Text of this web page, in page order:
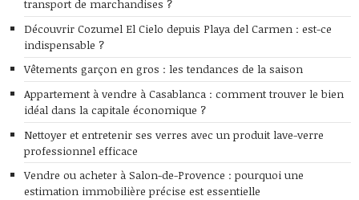
transport de marchandises ?
Découvrir Cozumel El Cielo depuis Playa del Carmen : est-ce
indispensable ?
Vêtements garçon en gros : les tendances de la saison
Appartement à vendre à Casablanca : comment trouver le bien
idéal dans la capitale économique ?
Nettoyer et entretenir ses verres avec un produit lave-verre
professionnel efficace
Vendre ou acheter à Salon-de-Provence : pourquoi une
estimation immobilière précise est essentielle